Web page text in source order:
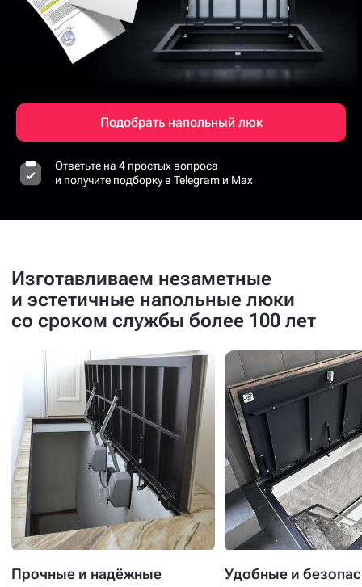
Подобрать напольный люк
Ответьте на 4 простых вопроса
и получите подборку в Telegram и Max
Изготавливаем незаметные
и эстетичные напольные люки
со сроком службы более 100 лет
Прочные и надёжные Удобные и